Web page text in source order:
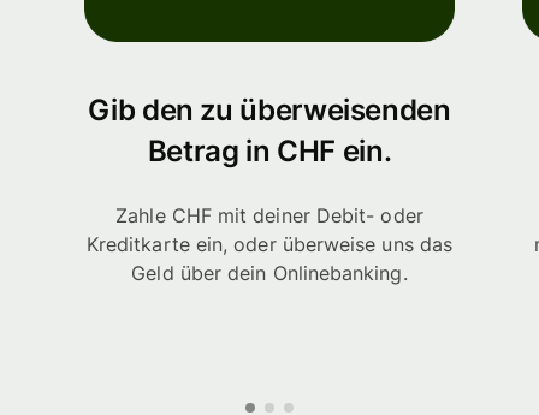
Gib den zu überweisenden
Betrag in CHF ein.
Zahle CHF mit deiner Debit- oder
Kreditkarte ein, oder überweise uns das
Geld über dein Onlinebanking.